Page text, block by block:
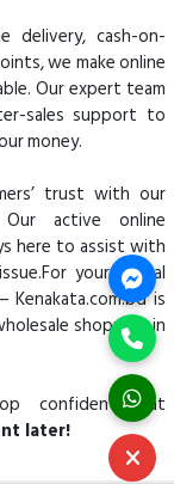
delivery, cash-on-
we make online
Our expert team
sales support to
money.
trust with our
Our active online
here to assist with
your digital
is
shopping in
confidently at
later!